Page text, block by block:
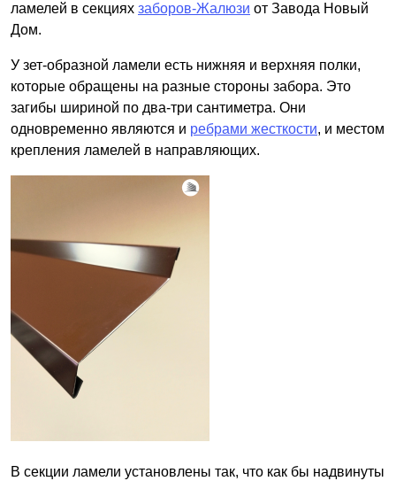
ламелей в секциях заборов-Жалюзи от Завода Новый
Дом.
У зет-образной ламели есть нижняя и верхняя полки,
которые обращены на разные стороны забора. Это
загибы шириной по два-три сантиметра. Они
одновременно являются и ребрами жесткости, и местом
крепления ламелей в направляющих.
В секции ламели установлены так, что как бы надвинуты